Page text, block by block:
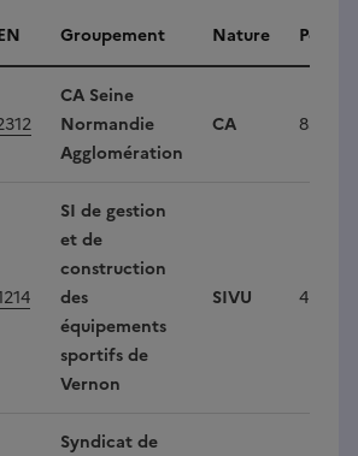
Groupement Nature
CA Seine
Normandie
Agglomération
CA 85 218
SI de gestion
et de
construction
des
équipements
sportifs de
Vernon
SIVU 47 231
Syndicat de